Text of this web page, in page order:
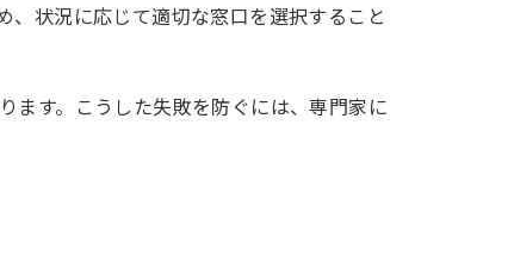
、状況に応じて適切な窓口を選択すること
ます。こうした失敗を防ぐには、専門家に